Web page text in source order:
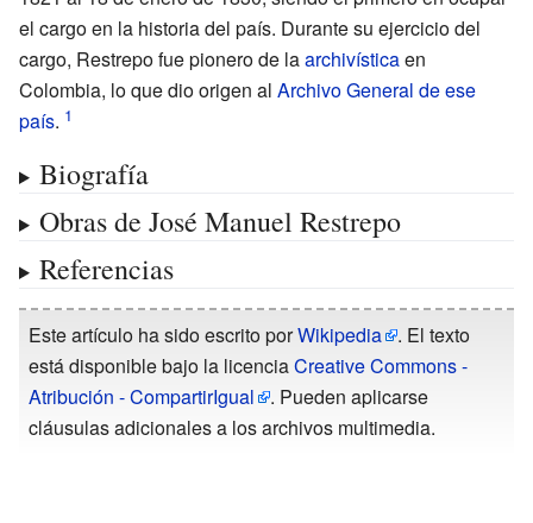
el cargo en la historia del país. Durante su ejercicio del
cargo, Restrepo fue pionero de laarchivísticaen
Colombia, lo que dio origen al Archivo General de ese
país.
Biografía
Obras de José Manuel Restrepo
Referencias
Este artículo ha sido escrito porWikipedia
. El texto
está disponible bajo la licenciaCreative Commons -
Atribución - CompartirIgual
. Pueden aplicarse
cláusulas adicionales a los archivos multimedia.